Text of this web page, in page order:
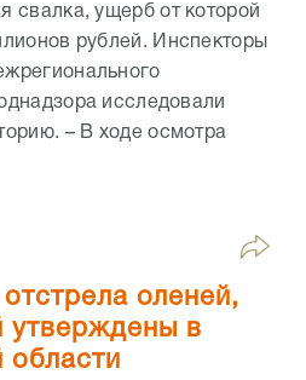
свалка, ущерб от которой
рублей. Инспекторы
исследовали
– В ходе осмотра
оленей,
утверждены в
области